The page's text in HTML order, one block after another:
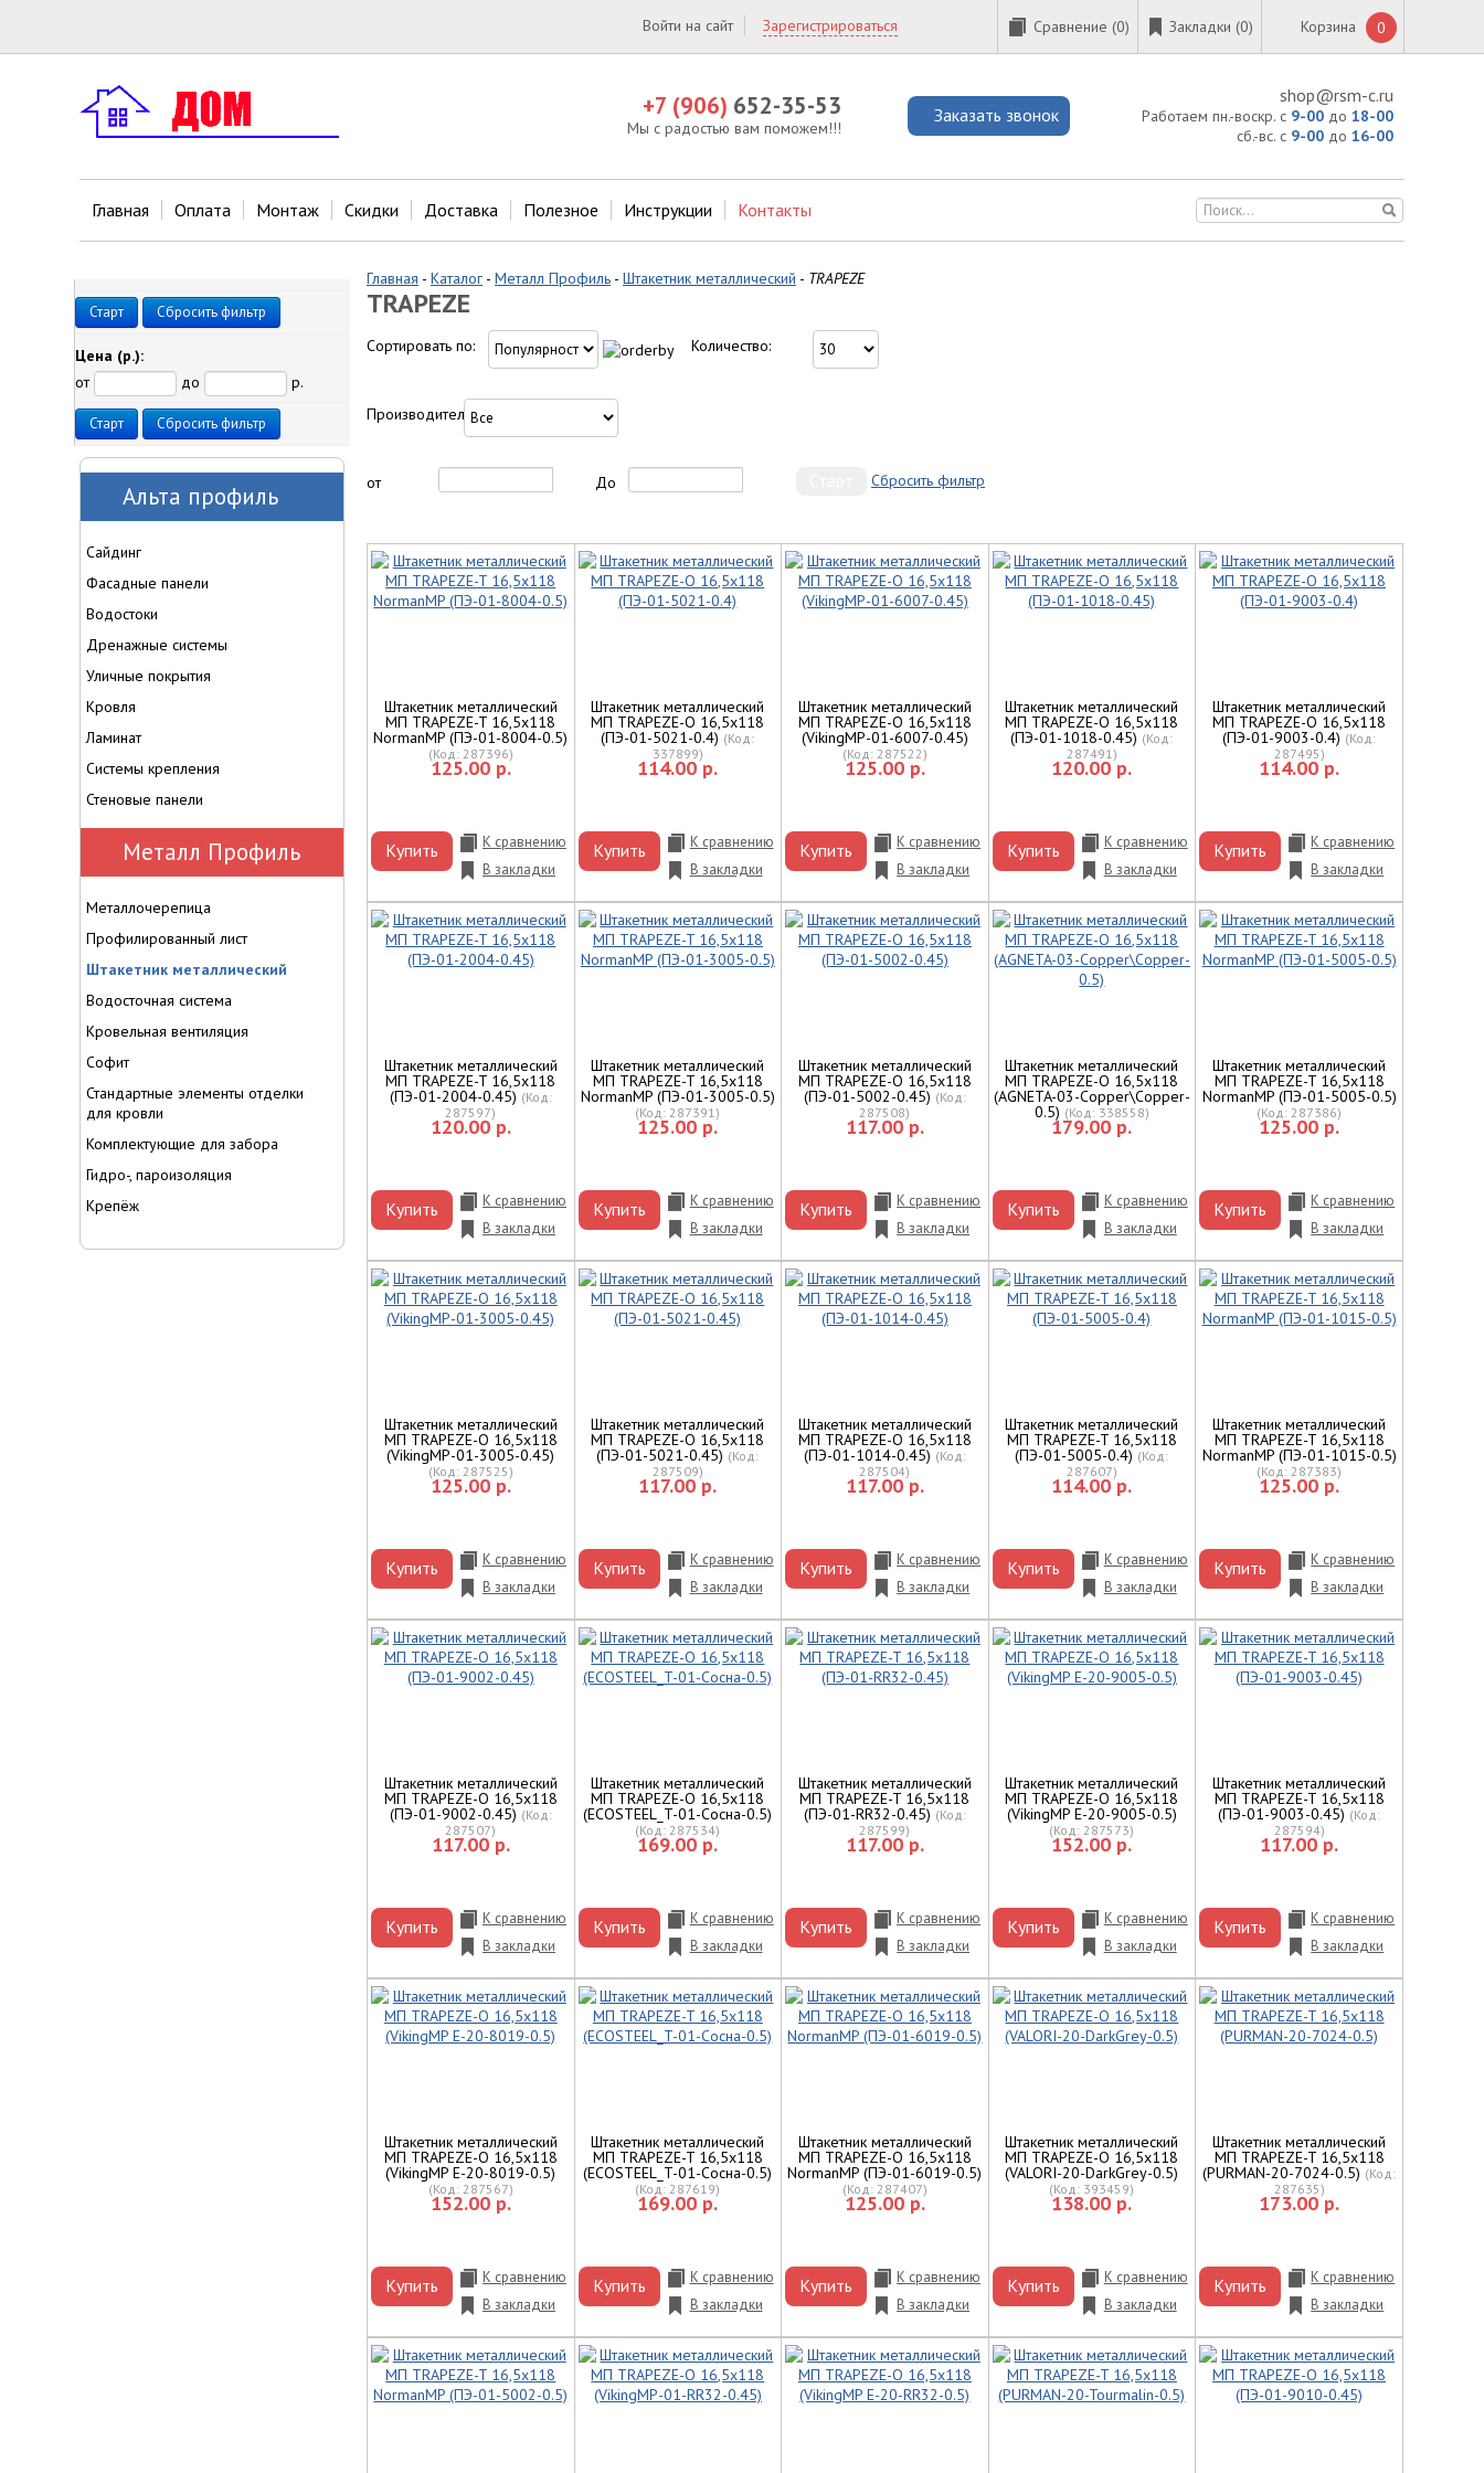
Сравнение (0) Закладки (0) Корзина 0
Войти на сайт Зарегистрироваться
shop@rsm-c.ru
Работаем пн.-воскр. с 9-00 до 18-00
сб.-вс. с 9-00 до 16-00
Заказать звонок
+7 (906) 652-35-53
Мы с радостью вам поможем!!!
Главная Оплата Монтаж Скидки Доставка Полезное Инструкции Контакты
Главная - Каталог - Металл Профиль - Штакетник металлический - TRAPEZE
TRAPEZE
Сортировать по: Количество:
Производитель:
от До Сбросить фильтр
Штакетник металлический
МП TRAPEZE-T 16,5х118
NormanMP (ПЭ-01-8004-0.5)
(Код: 287396)
125.00 р.
Купить
К сравнению
В закладки
Штакетник металлический
МП TRAPEZE-O 16,5х118
(ПЭ-01-5021-0.4) (Код:
337899)
114.00 р.
Купить
К сравнению
В закладки
Штакетник металлический
МП TRAPEZE-O 16,5х118
(VikingMP-01-6007-0.45)
(Код: 287522)
125.00 р.
Купить
К сравнению
В закладки
Штакетник металлический
МП TRAPEZE-O 16,5х118
(ПЭ-01-1018-0.45) (Код:
287491)
120.00 р.
Купить
К сравнению
В закладки
Штакетник металлический
МП TRAPEZE-O 16,5х118
(ПЭ-01-9003-0.4) (Код:
287495)
114.00 р.
Купить
К сравнению
В закладки
Штакетник металлический
МП TRAPEZE-T 16,5х118
(ПЭ-01-2004-0.45) (Код:
287597)
120.00 р.
Купить
К сравнению
В закладки
Штакетник металлический
МП TRAPEZE-T 16,5х118
NormanMP (ПЭ-01-3005-0.5)
(Код:287391)
125.00 р.
Купить
К сравнению
В закладки
Штакетник металлический
МП TRAPEZE-O 16,5х118
(ПЭ-01-5002-0.45) (Код:
287508)
117.00 р.
Купить
К сравнению
В закладки
Штакетник металлический
МП TRAPEZE-O 16,5х118
(AGNETA-03-Copper\Copper-
0.5) (Код: 338558)
179.00 р.
Купить
К сравнению
В закладки
Штакетник металлический
МП TRAPEZE-T 16,5х118
NormanMP (ПЭ-01-5005-0.5)
(Код:287386)
125.00 р.
Купить
К сравнению
В закладки
Штакетник металлический
МП TRAPEZE-O 16,5х118
(VikingMP-01-3005-0.45)
(Код: 287525)
125.00 р.
Купить
К сравнению
В закладки
Штакетник металлический
МП TRAPEZE-O 16,5х118
(ПЭ-01-5021-0.45) (Код:
287509)
117.00 р.
Купить
К сравнению
В закладки
Штакетник металлический
МП TRAPEZE-O 16,5х118
(ПЭ-01-1014-0.45) (Код:
287504)
117.00 р.
Купить
К сравнению
В закладки
Штакетник металлический
МП TRAPEZE-T 16,5х118
(ПЭ-01-5005-0.4) (Код:
287607)
114.00 р.
Купить
К сравнению
В закладки
Штакетник металлический
МП TRAPEZE-T 16,5х118
NormanMP (ПЭ-01-1015-0.5)
(Код:287383)
125.00 р.
Купить
К сравнению
В закладки
Штакетник металлический
МП TRAPEZE-O 16,5х118
(ПЭ-01-9002-0.45) (Код:
287507)
117.00 р.
Купить
К сравнению
В закладки
Штакетник металлический
МП TRAPEZE-O 16,5х118
(ECOSTEEL_T-01-Сосна-0.5)
(Код:287534)
169.00 р.
Купить
К сравнению
В закладки
Штакетник металлический
МП TRAPEZE-T 16,5х118
(ПЭ-01-RR32-0.45) (Код:
287599)
117.00 р.
Купить
К сравнению
В закладки
Штакетник металлический
МП TRAPEZE-O 16,5х118
(VikingMP E-20-9005-0.5)
(Код:287573)
152.00 р.
Купить
К сравнению
В закладки
Штакетник металлический
МП TRAPEZE-T 16,5х118
(ПЭ-01-9003-0.45) (Код:
287594)
117.00 р.
Купить
К сравнению
В закладки
Штакетник металлический
МП TRAPEZE-O 16,5х118
(VikingMP E-20-8019-0.5)
(Код: 287567)
152.00 р.
Купить
К сравнению
В закладки
Штакетник металлический
МП TRAPEZE-T 16,5х118
(ECOSTEEL_T-01-Сосна-0.5)
(Код:287619)
169.00 р.
Купить
К сравнению
В закладки
Штакетник металлический
МП TRAPEZE-O 16,5х118
NormanMP (ПЭ-01-6019-0.5)
(Код: 287407)
125.00 р.
Купить
К сравнению
В закладки
Штакетник металлический
МП TRAPEZE-O 16,5х118
(VALORI-20-DarkGrey-0.5)
(Код: 393459)
138.00 р.
Купить
К сравнению
В закладки
Штакетник металлический
МП TRAPEZE-T 16,5х118
(PURMAN-20-7024-0.5) (Код:
287635)
173.00 р.
Купить
К сравнению
В закладки
Старт Сбросить фильтр
Цена (р.):
от
до р.
Старт Сбросить фильтр
Альта профиль
Сайдинг
Фасадные панели
Водостоки
Дренажные системы
Уличные покрытия
Кровля
Ламинат
Системы крепления
Стеновые панели
Металл Профиль
Металлочерепица
Профилированный лист
Штакетник металлический
Водосточная система
Кровельная вентиляция
Софит
Стандартные элементы отделки
для кровли
Комплектующие для забора
Гидро-, пароизоляция
Крепёж